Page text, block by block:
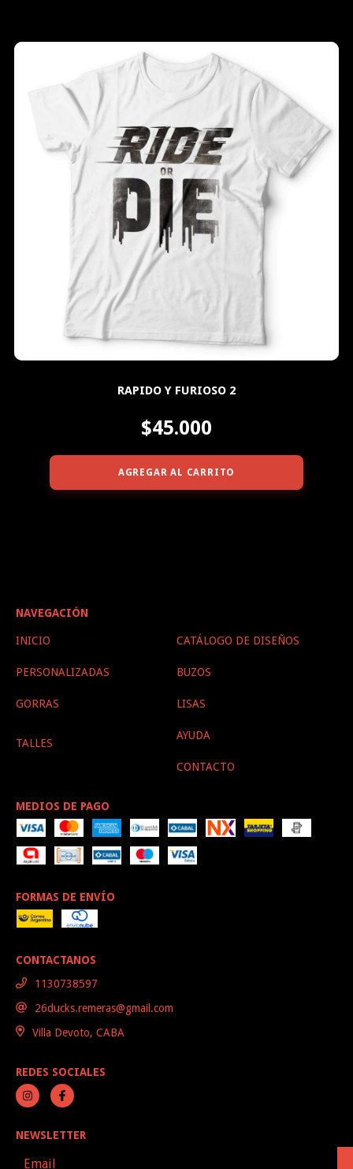
RAPIDO Y FURIOSO 2
$45.000
AGREGAR AL CARRITO
NAVEGACIÓN
INICIO CATÁLOGO DE DISEÑOS
PERSONALIZADAS BUZOS
GORRAS LISAS
TALLES
AYUDA
CONTACTO
MEDIOS DE PAGO
FORMAS DE ENVÍO
CONTACTANOS
1130738597
26ducks.remeras@gmail.com
Villa Devoto, CABA
REDES SOCIALES
NEWSLETTER